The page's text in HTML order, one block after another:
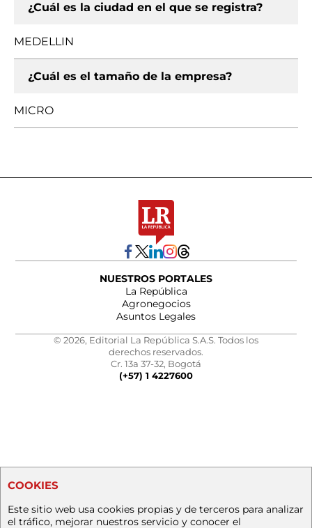
¿Cuál es la ciudad en el que se registra?
MEDELLIN
¿Cuál es el tamaño de la empresa?
MICRO
NUESTROS PORTALES
La República
Agronegocios
Asuntos Legales
© 2026, Editorial La República S.A.S. Todos los
derechos reservados.
Cr. 13a 37-32, Bogotá
(+57) 1 4227600
COOKIES
Este sitio web usa cookies propias y de terceros para analizar
el tráfico, mejorar nuestros servicio y conocer el